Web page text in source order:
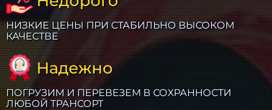
НИЗКИЕ ЦЕНЫ ПРИ СТАБИЛЬНО ВЫСОКОМ
КАЧЕСТВЕ
Надежно
ПОГРУЗИМ И ПЕРЕВЕЗЕМ В СОХРАННОСТИ
ЛЮБОЙ ТРАНСОРТ